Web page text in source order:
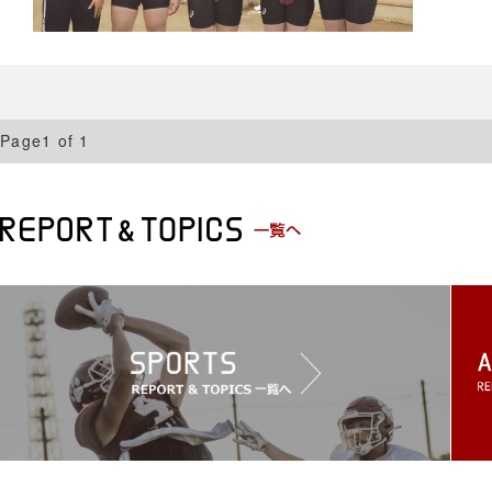
Page1 of 1